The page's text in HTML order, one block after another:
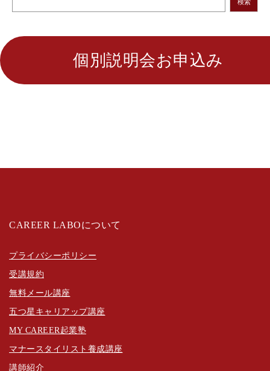
検索
個別説明会お申込み
CAREER LABOについて
プライバシーポリシー
受講規約
無料メール講座
五つ星キャリアップ講座
MY CAREER起業塾
マナースタイリスト養成講座
講師紹介